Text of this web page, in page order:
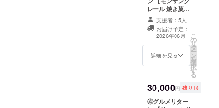
イチャーバスを
走らす会（会長
栗山雅則）は、
リターンとして
の商品提供を行
いますが、商品
に関する最終的
せん。
８.Sunset
Coffee １
９.usubane ２
０.ヴァンヴィー
ノ ２１.いちふじ
ドーナッツ ２
２.EN-LAVDA
２３.京乃臣 ２
４.隠れ家個室
ち呑みさあいこ
うか!! ２６.医療
法人社団
ネーム可） 掲載
場所 ・サンクス
ネイチャーバス
公式ホームペー
ジのクラウド
ファンディング
式 ・テキスト表
記（装飾なし）
・1行あたり３～
体） 文字サイズ
・約12～14pt想
定 掲載期間 ・掲
則）は、リター
ンとしての商品
提供を行います
が、商品に関す
る最終的な法的
責任は、当会が
担うことで変更
はありません。
ジュ」で パスタ
またはピザから
選べるランチ
セットをご用意
しています。 ・
内容：リバティ
ヒルクラブ1日体
験＋ランチ ・ラ
ンチ：パスタま
数：1名様 ・有
効期限：7月1
日〜9月30日ま
レール 焼き菓子
セット】 自由が
丘の人気パティ
スリー 『モンサ
ンクレール』の
焼き菓子詰合せ
をお届けしま
す。 パティシエ
焼き菓子をお楽
しみいただけま
す。 パウンド
支援者：5人
お届け予定：
2026年06月
詳細を見る
こ
の
リ
タ
ー
ン
を
選
択
す
る
30,000円 残り18
④グルメリター